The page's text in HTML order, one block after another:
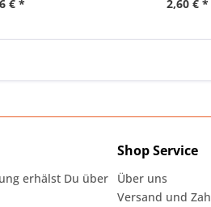
€ * 2,60 € *
erhälst Du über
Shop Service
Über uns
Versand und